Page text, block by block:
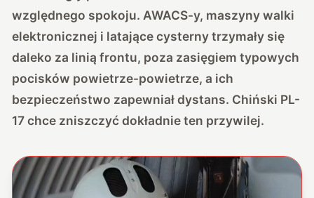
względnego spokoju. AWACS-y, maszyny walki
elektronicznej i latające cysterny trzymały się
daleko za linią frontu, poza zasięgiem typowych
pocisków powietrze-powietrze, a ich
bezpieczeństwo zapewniał dystans. Chiński PL-
17 chce zniszczyć dokładnie ten przywilej.